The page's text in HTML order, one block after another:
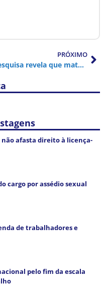
PRÓXIMO
Pesquisa revela que maternidade ainda desacelera carreiras e afasta mulheres de oportunidades profissionais
não afasta direito à licença-
cargo por assédio sexual
de trabalhadores e
pelo fim da escala